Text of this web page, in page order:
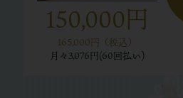
150,000円
165,000円（税込）
月々 3,076円(60回払い)